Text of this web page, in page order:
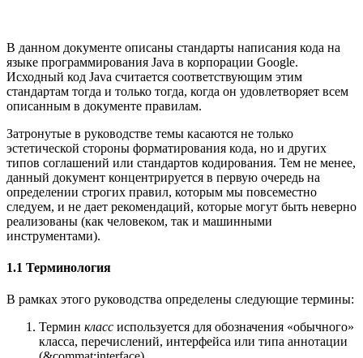
В данном документе описаны стандарты написания кода на
языке программирования Java в корпорации Google.
Исходный код Java считается соответствующим этим
стандартам тогда и только тогда, когда он удовлетворяет всем
описанным в документе правилам.
Затронутые в руководстве темы касаются не только
эстетической стороны форматирования кода, но и других
типов соглашений или стандартов кодирования. Тем не менее,
данный документ концентрируется в первую очередь на
определении строгих правил, которым мы повсеместно
следуем, и не дает рекомендаций, которые могут быть неверно
реализованы (как человеком, так и машинными
инструментами).
1.1 Терминология
В рамках этого руководства определены следующие термины:
Термин класс используется для обозначения «обычного»
класса, перечислений, интерфейса или типа аннотации